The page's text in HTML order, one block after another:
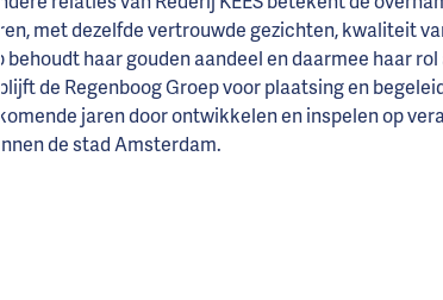
met dezelfde vertrouwde gezichten, kwaliteit
behoudt haar gouden aandeel en daarmee haar
blijft de Regenboog Groep voor plaatsing en
komende jaren door ontwikkelen en inspelen op
de stad Amsterdam.